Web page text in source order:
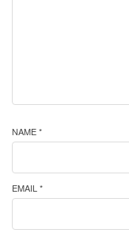
NAME *
EMAIL *